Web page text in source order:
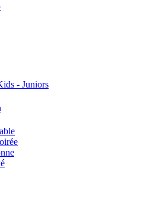
- Juniors